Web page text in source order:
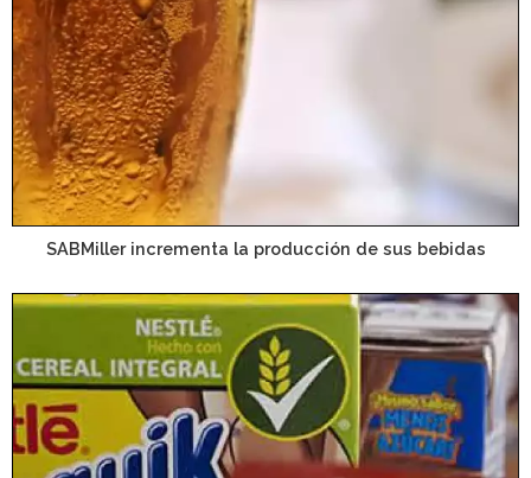
SABMiller incrementa la producción de sus bebidas